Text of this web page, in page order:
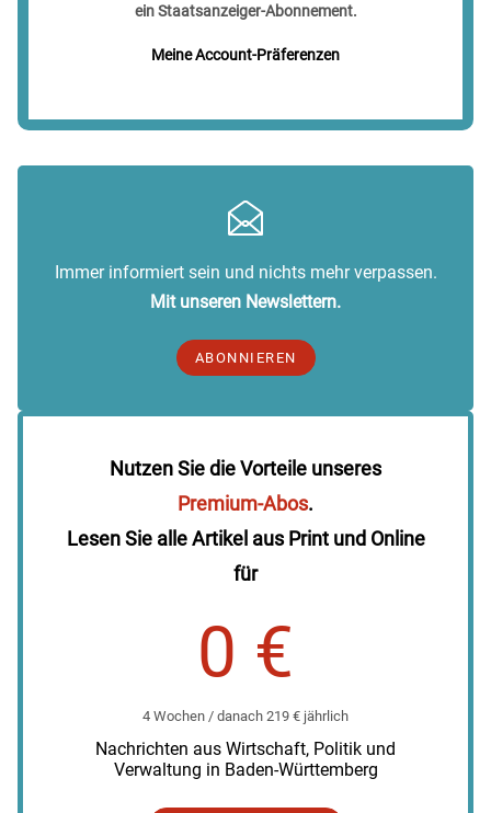
ein Staatsanzeiger-Abonnement.
Meine Account-Präferenzen
Immer informiert sein und nichts mehr verpassen.
Mit unseren Newslettern.
ABONNIEREN
Nutzen Sie die Vorteile unseres
Premium-Abos.
Lesen Sie alle Artikel aus Print und Online
für
0 €
4 Wochen / danach 219 € jährlich
Nachrichten aus Wirtschaft, Politik und
Verwaltung in Baden-Württemberg